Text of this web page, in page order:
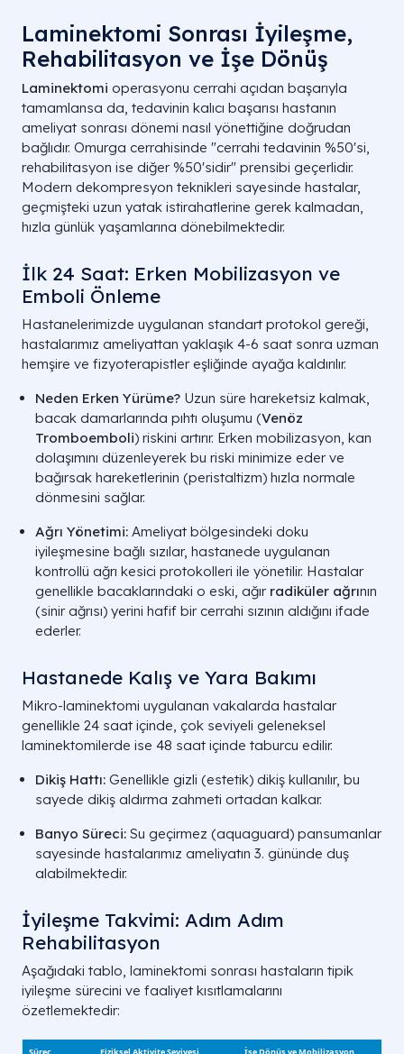
Nörojenik
Klaudikasyon
100-200 metre yürüme sonrası
ihtiyacı.
Kas Güçsüzlüğü
Ayak düşmesi veya parmak
ucuna kalkamama gibi motor
kayıplar.
İnatçı
Radikülopati
3 aydan uzun süren, fizik
rağmen geçmeyen bacak ağrısı.
Radyolojik Stenoz
mm'den küçükolması.
SF-36 Skorları
Yaşam kalitesi ölçeklerinde ve
günlük aktivite skorlarında
belirgin düşüş.
Laminektomi Sonrası İyileşme,
Rehabilitasyon ve İşe Dönüş
Laminektomi operasyonu cerrahi açıdan başarıyla
tamamlansa da, tedavinin kalıcı başarısı hastanın
ameliyat sonrası dönemi nasıl yönettiğine doğrudan
bağlıdır. Omurga cerrahisinde "cerrahi tedavinin %50'si,
rehabilitasyon ise diğer %50'sidir" prensibi geçerlidir.
Modern dekompresyon teknikleri sayesinde hastalar,
geçmişteki uzun yatak istirahatlerine gerek kalmadan,
hızla günlük yaşamlarına dönebilmektedir.
İlk 24 Saat: Erken Mobilizasyon ve
Emboli Önleme
Hastanelerimizde uygulanan standart protokol gereği,
hastalarımız ameliyattan yaklaşık 4-6 saat sonra uzman
hemşire ve fizyoterapistler eşliğinde ayağa kaldırılır.
Neden Erken Yürüme? Uzun süre hareketsiz kalmak,
bacak damarlarında pıhtı oluşumu (Venöz
Tromboemboli) riskini artırır. Erken mobilizasyon, kan
dolaşımını düzenleyerek bu riski minimize eder ve
bağırsak hareketlerinin (peristaltizm) hızla normale
dönmesini sağlar.
Ağrı Yönetimi: Ameliyat bölgesindeki doku
iyileşmesine bağlı sızılar, hastanede uygulanan
kontrollü ağrı kesici protokolleri ile yönetilir. Hastalar
genellikle bacaklarındaki o eski, ağır radiküler ağrının
(sinir ağrısı) yerini hafif bir cerrahi sızının aldığını ifade
ederler.
Hastanede Kalış ve Yara Bakımı
Mikro-laminektomi uygulanan vakalarda hastalar
genellikle 24 saat içinde, çok seviyeli geleneksel
laminektomilerde ise 48 saat içinde taburcu edilir.
Dikiş Hattı: Genellikle gizli (estetik) dikiş kullanılır, bu
sayede dikiş aldırma zahmeti ortadan kalkar.
Banyo Süreci: Su geçirmez (aquaguard) pansumanlar
sayesinde hastalarımız ameliyatın 3. gününde duş
alabilmektedir.
İyileşme Takvimi: Adım Adım
Rehabilitasyon
Aşağıdaki tablo, laminektomi sonrası hastaların tipik
iyileşme sürecini ve faaliyet kısıtlamalarını
özetlemektedir: